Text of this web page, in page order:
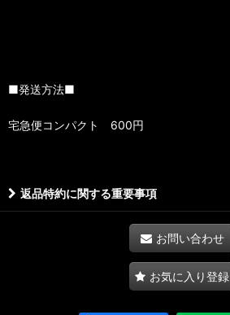
■発送方法■
宅急便コンパクト 600円
返品特約に関する重要事項
お問い合わせ
お気に入り登録